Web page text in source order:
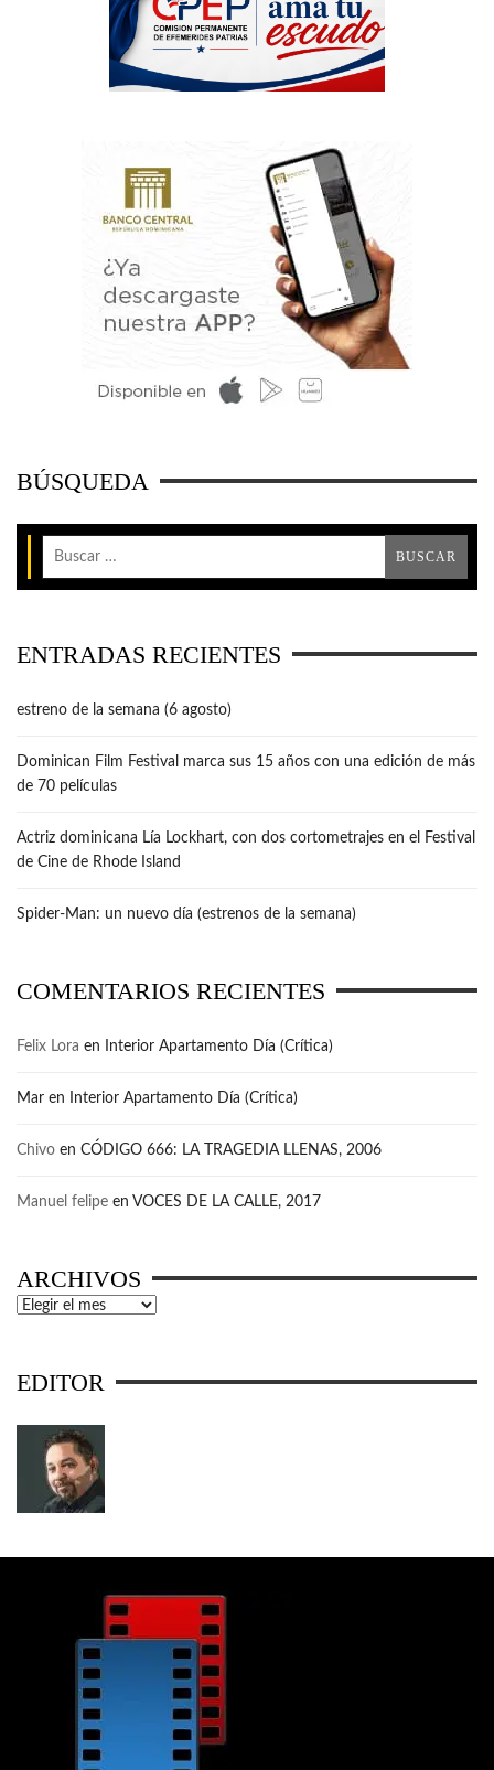
BÚSQUEDA
ENTRADAS RECIENTES
estreno de la semana (6 agosto)
Dominican Film Festival marca sus 15 años con una edición de más
de 70 películas
Actriz dominicana Lía Lockhart, con dos cortometrajes en el Festival
de Cine de Rhode Island
Spider-Man: un nuevo día (estrenos de la semana)
COMENTARIOS RECIENTES
Felix Lora en Interior Apartamento Día (Crítica)
Mar en Interior Apartamento Día (Crítica)
Chivo en CÓDIGO 666: LA TRAGEDIA LLENAS, 2006
Manuel felipe en VOCES DE LA CALLE, 2017
ARCHIVOS
Archivos
EDITOR